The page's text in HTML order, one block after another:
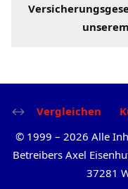
unserem
Vergleichen
© 1999 – 2026 Alle
Betreibers Axel
37281